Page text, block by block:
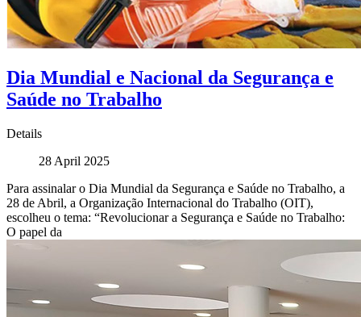
Dia Mundial e Nacional da Segurança e
Saúde no Trabalho
Details
28 April 2025
Para assinalar o Dia Mundial da Segurança e Saúde no Trabalho, a
28 de Abril, a Organização Internacional do Trabalho (OIT),
escolheu o tema: “Revolucionar a Segurança e Saúde no Trabalho:
O papel da